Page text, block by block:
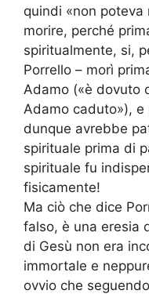
quindi «non poteva
morire, perché
spiritualmente, si,
Porrello – morì
Adamo («è dovuto
Adamo caduto»),
dunque avrebbe
spirituale prima di
spirituale fu
fisicamente!
Ma ciò che dice
falso, è una eresia
di Gesù non era
immortale e
ovvio che